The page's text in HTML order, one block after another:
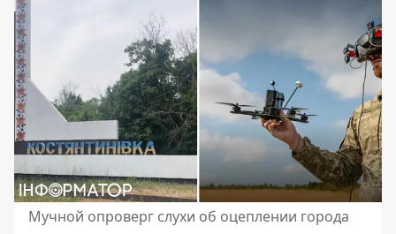
Мучной опроверг слухи об оцеплении города